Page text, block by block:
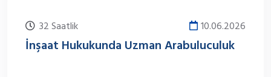
32 Saatlik 10.06.2026
İnşaat Hukukunda Uzman Arabuluculuk